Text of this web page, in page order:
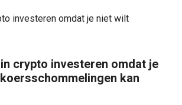
investeren omdat je niet wilt
crypto investeren omdat je
kan